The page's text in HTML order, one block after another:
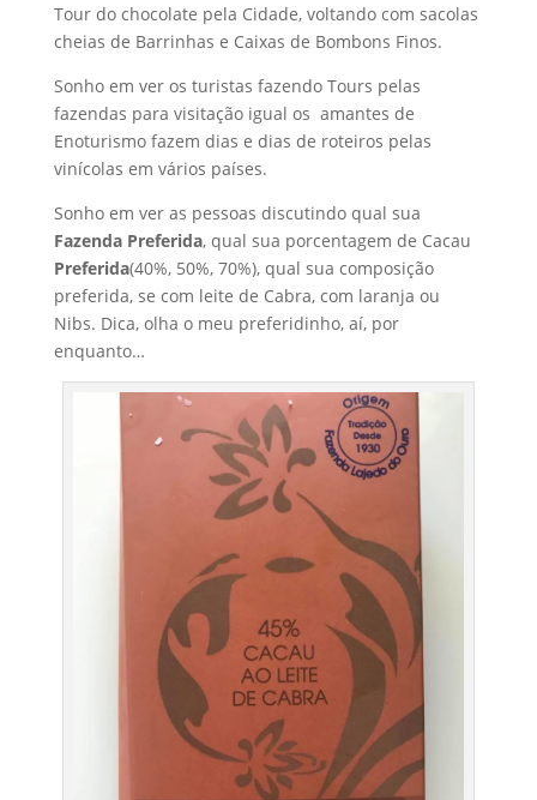
Tour do chocolate pela Cidade, voltando com sacolas
cheias de Barrinhas e Caixas de Bombons Finos.
Sonho em ver os turistas fazendo Tours pelas
fazendas para visitação igual os amantes de
Enoturismo fazem dias e dias de roteiros pelas
vinícolas em vários países.
Sonho em ver as pessoas discutindo qual sua
Fazenda Preferida, qual sua porcentagem de Cacau
Preferida(40%, 50%, 70%), qual sua composição
preferida, se com leite de Cabra, com laranja ou
Nibs. Dica, olha o meu preferidinho, aí, por
enquanto…